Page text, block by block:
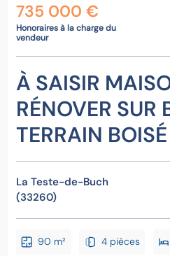
735 000 €
Honoraires à la charge du
vendeur
À SAISIR
RÉNOVER SUR
TERRAIN
La Teste-de-Buch
(33260)
90 m² 4 pièces